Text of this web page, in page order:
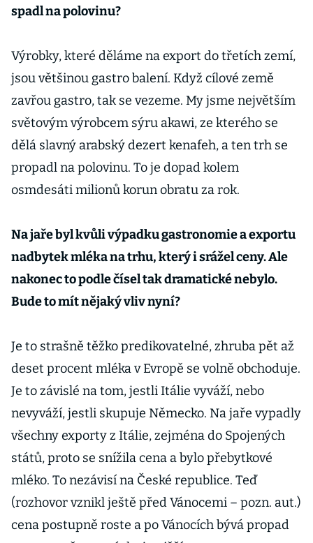
spadl na polovinu?
Výrobky, které děláme na export do třetích zemí,
jsou většinou gastro balení. Když cílové země
zavřou gastro, tak se vezeme. My jsme největším
světovým výrobcem sýru akawi, ze kterého se
dělá slavný arabský dezert kenafeh, a ten trh se
propadl na polovinu. To je dopad kolem
osmdesáti milionů korun obratu za rok.
Na jaře byl kvůli výpadku gastronomie a exportu
nadbytek mléka na trhu, který i srážel ceny. Ale
nakonec to podle čísel tak dramatické nebylo.
Bude to mít nějaký vliv nyní?
Je to strašně těžko predikovatelné, zhruba pět až
deset procent mléka v Evropě se volně obchoduje.
Je to závislé na tom, jestli Itálie vyváží, nebo
nevyváží, jestli skupuje Německo. Na jaře vypadly
všechny exporty z Itálie, zejména do Spojených
států, proto se snížila cena a bylo přebytkové
mléko. To nezávisí na České republice. Teď
(rozhovor vznikl ještě před Vánocemi – pozn. aut.)
cena postupně roste a po Vánocích bývá propad